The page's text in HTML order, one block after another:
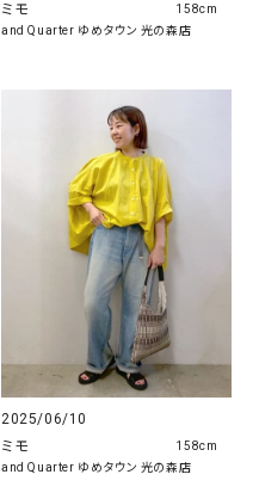
ミモ
and Quarter ゆめタウン 光の森店
158cm
2025/06/10
ミモ
and Quarter ゆめタウン 光の森店
158cm